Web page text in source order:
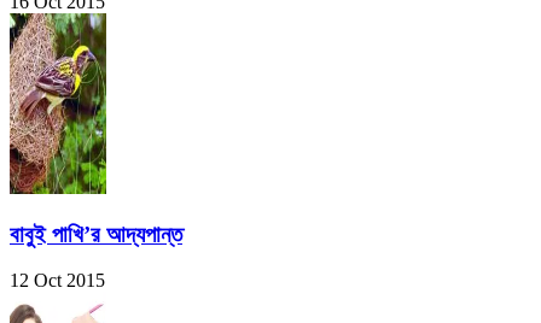
বাবুই পাখি’র আদ্যপান্ত
12 Oct 2015